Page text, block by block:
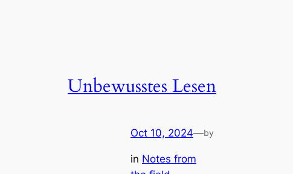
Unbewusstes Lesen
Oct 10, 2024—by
in Notes from